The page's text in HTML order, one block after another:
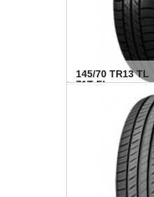
145/70 TR13 TL
71T FI...